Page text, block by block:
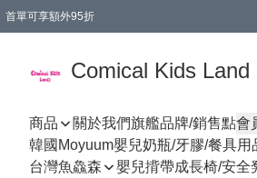
首單可享額外95折
Comical Kids Land
商品 關於我們旗艦品牌/銷售點會
韓國Moyuum嬰兒奶瓶/牙膠/餐具用
台灣魚鱻森
嬰兒揹帶成長椅/安全